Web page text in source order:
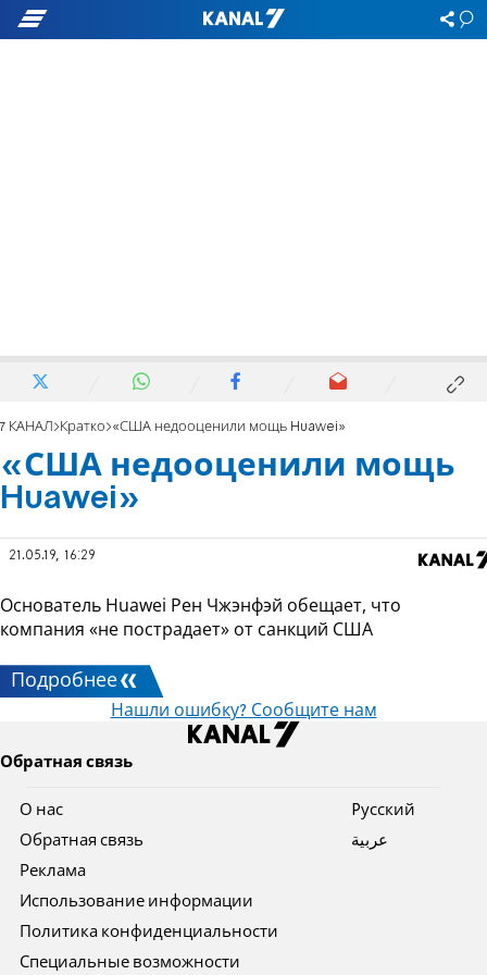
7 КАНАЛ Кратко «США недооценили мощь Huawei»
«США недооценили мощь
Huawei»
21.05.19, 16:29
Основатель Huawei Рен Чжэнфэй обещает, что
компания «не пострадает» от санкций США
Подробнее
Нашли ошибку? Сообщите нам
Обратная связь
О нас
Обратная связь
Реклама
Использование информации
Политика конфиденциальности
Специальные возможности
Pусский
عربية